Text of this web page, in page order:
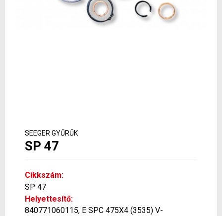
SEEGER GYŰRŰK
SP 47
Cikkszám:
SP 47
Helyettesítő:
840771060115, E SPC 475X4 (3535) V-